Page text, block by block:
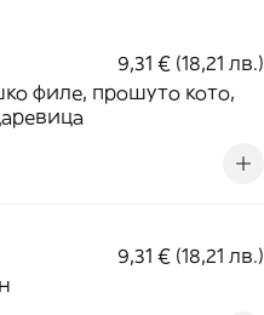
9,31 € (18,21 лв.)
филе, прошуто кото,
9,31 € (18,21 лв.)